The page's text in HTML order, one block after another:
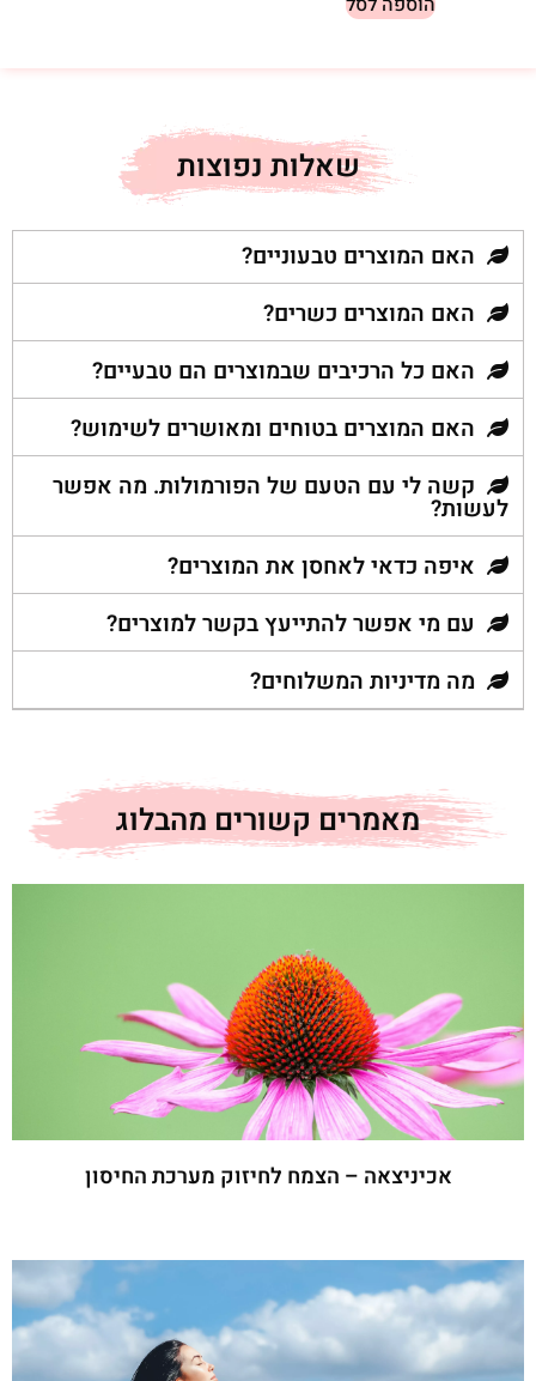
שאלות נפוצות
האם המוצרים טבעוניים?
האם המוצרים כשרים?
האם כל הרכיבים שבמוצרים הם טבעיים?
האם המוצרים בטוחים ומאושרים לשימוש?
קשה לי עם הטעם של הפורמולות. מה אפשר
לעשות?
איפה כדאי לאחסן את המוצרים?
עם מי אפשר להתייעץ בקשר למוצרים?
מה מדיניות המשלוחים?
מאמרים קשורים מהבלוג
אכיניצאה – הצמח לחיזוק מערכת החיסון